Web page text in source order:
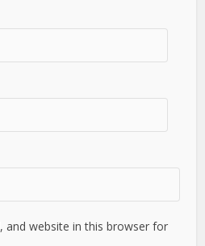
and website in this browser for